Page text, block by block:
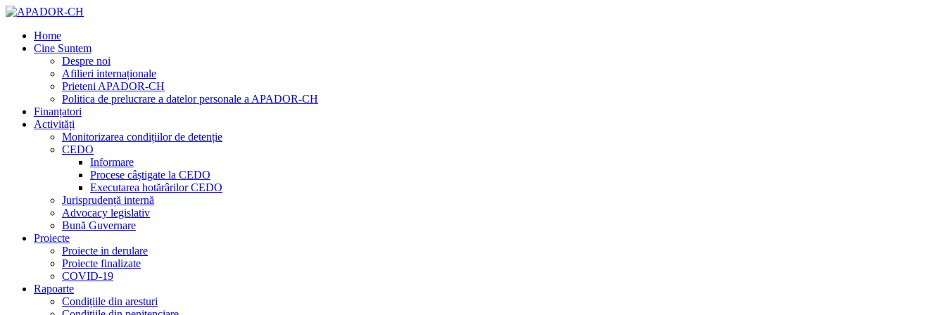
Home
Cine Suntem
Despre noi
Afilieri internaționale
Prieteni APADOR-CH
Politica de prelucrare a datelor personale a APADOR-CH
Finanțatori
Activități
Monitorizarea condițiilor de detenție
CEDO
Informare
Procese câștigate la CEDO
Executarea hotărârilor CEDO
Jurisprudență internă
Advocacy legislativ
Bună Guvernare
Proiecte
Proiecte in derulare
Proiecte finalizate
COVID-19
Rapoarte
Condițiile din aresturi